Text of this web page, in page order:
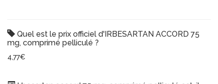
Quel est le prix officiel d'IRBESARTAN ACCORD 75
mg, comprimé pelliculé ?
4,77€